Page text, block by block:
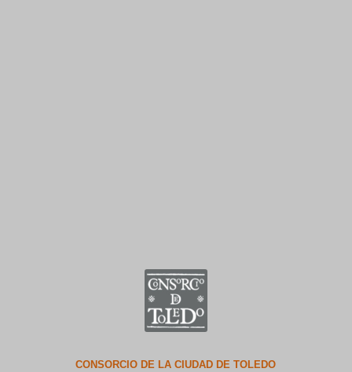
CONSORCIO DE LA CIUDAD DE TOLEDO